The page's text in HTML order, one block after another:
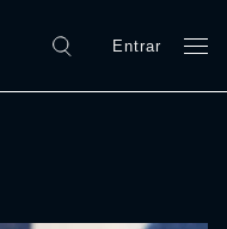
Entrar